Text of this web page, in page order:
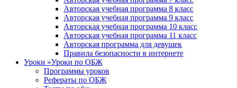
Авторская учебная программа 8 класс
Авторская учебная программа 9 класс
Авторская учебная программа 10 класс
Авторская учебная программа 11 класс
Авторская программа для девушек
Правила безопасности в интернете
Уроки »Уроки по ОБЖ
Программы уроков
Рефераты по ОБЖ